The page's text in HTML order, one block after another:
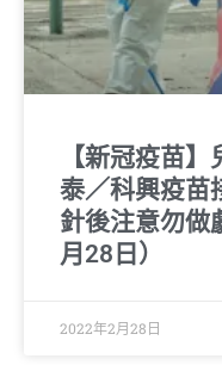
【新冠疫苗
泰／科興疫苗
針後注意勿做
月28日）
2022年2月28日